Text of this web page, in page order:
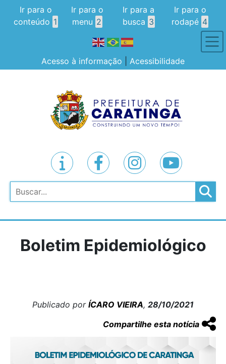
Ir para o
conteúdo 1
Ir para o
menu 2
Ir para a
busca 3
Ir para o
rodapé 4
Acesso à informação Acessibilidade
Pesquisar
Boletim Epidemiológico
Publicado por ÍCARO VIEIRA, 28/10/2021
Compartilhe esta notícia